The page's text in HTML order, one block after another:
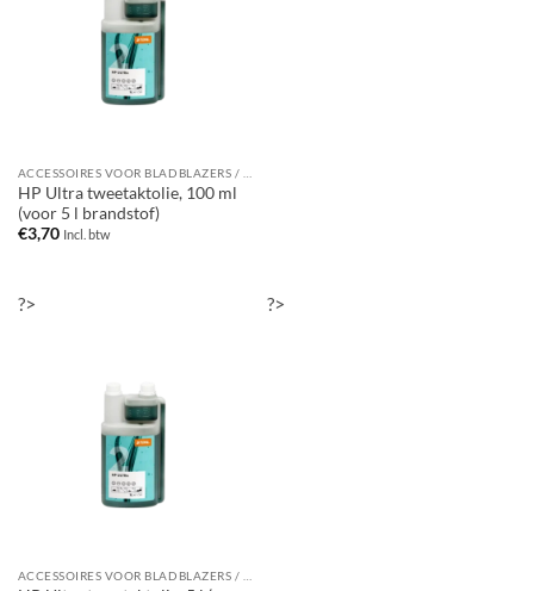
HP Ultra tweetaktolie, 100 ml
(voor 5 l brandstof)
€3,70 Incl. btw
?> ?>